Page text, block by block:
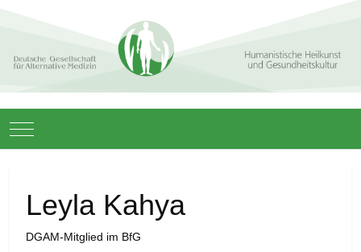
Mobile Menu Toggle
Leyla Kahya
DGAM-Mitglied im BfG